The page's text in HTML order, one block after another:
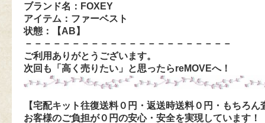
ブランド名：FOXEY
アイテム：ファーベスト
状態：【AB 】
－－－－－－－－－－－－－－－－－－－－－－
ご利用ありがとうございます。
次回も「高く売りたい」と思ったらreMOVEへ！
【宅配キット往復送料０円・返送時送料０円・もちろん
お客様のご負担が０円の安心・安全を実現しています！